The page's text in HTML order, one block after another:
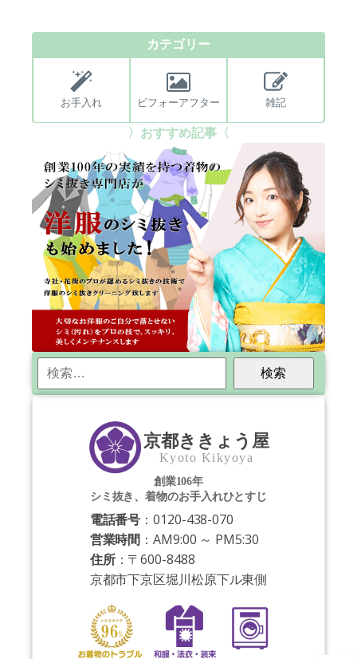
カテゴリー
お手入れ ビフォーアフター 雑記
〉おすすめ記事〈
検
京都ききょう屋
Kyoto Kikyoya
創業106年
シミ抜き、着物のお手入れひとすじ
電話番号 ：0120-438-070
営業時間 ：AM9:00 ～ PM5:30
住所：〒600-8488
京都市下京区堀川松原下ル東側